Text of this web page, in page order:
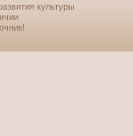
культуры